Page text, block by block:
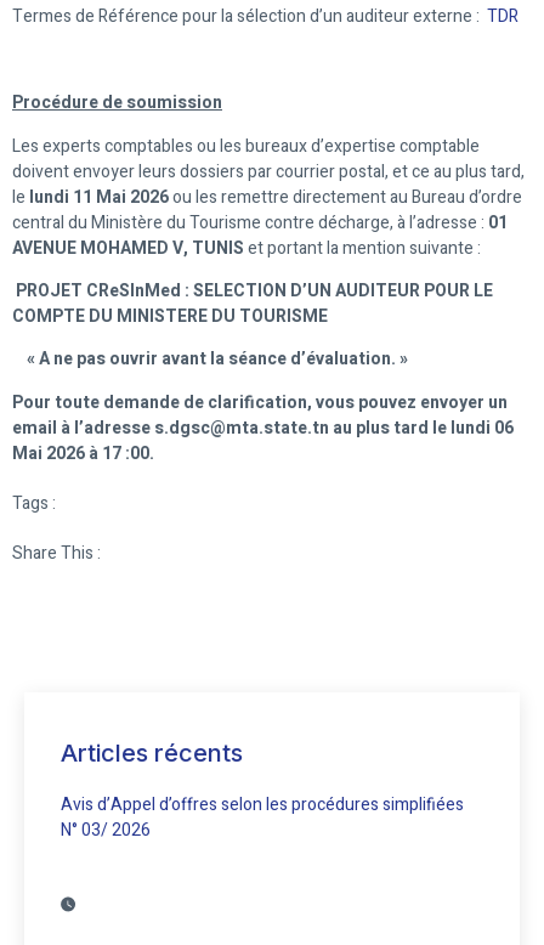
Termes de Référence pour la sélection d’un auditeur externe : TDR
Procédure de soumission
Les experts comptables ou les bureaux d’expertise comptable
doivent envoyer leurs dossiers par courrier postal, et ce au plus tard,
le lundi 11 Mai 2026ou les remettre directement au Bureau d’ordre
central du Ministère du Tourisme contre décharge, à l’adresse : 01
AVENUE MOHAMED V, TUNISet portant la mention suivante :
PROJET CReSInMed : SELECTION D’UN AUDITEUR POUR LE
COMPTE DU MINISTERE DU TOURISME
« A ne pas ouvrir avant la séance d’évaluation. »
Pour toute demande de clarification, vous pouvez envoyer un
email à l’adresse s.dgsc@mta.state.tn au plus tard le lundi 06
Mai 2026 à 17 :00.
Tags :
Share This :
Articles récents
Avis d’Appel d’offres selon les procédures simplifiées
N° 03/ 2026